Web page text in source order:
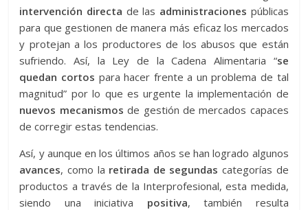
intervención directa de las administraciones públicas
para que gestionen de manera más eficaz los mercados
y protejan a los productores de los abusos que están
sufriendo. Así, la Ley de la Cadena Alimentaria “se
quedan cortos para hacer frente a un problema de tal
magnitud” por lo que es urgente la implementación de
nuevos mecanismos de gestión de mercados capaces
de corregir estas tendencias.
Así, y aunque en los últimos años se han logrado algunos
avances, como la retirada de segundas categorías de
productos a través de la Interprofesional, esta medida,
siendo una iniciativa positiva, también resulta